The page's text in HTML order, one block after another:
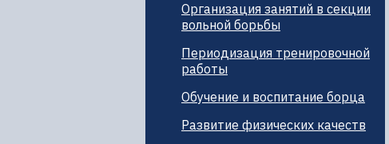
Организация занятий в секции
вольной борьбы
Периодизация тренировочной
работы
Обучение и воспитание борца
Развитие физических качеств